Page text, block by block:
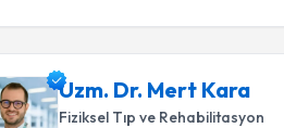
Uzm. Dr. Mert Kara
Fiziksel Tıp ve Rehabilitasyon